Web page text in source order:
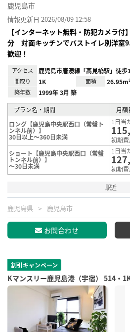
鹿児島市
情報更新日 2026/08/09 12:58
【インターネット無料・防犯カメラ
分 対面キッチンでバストイレ別洋室
歓迎！
アクセス 鹿児島市唐湊線「高見橋駅」徒歩
間取り 1K 面積
築年数 1999年 3月 築
プラン名・期間
月額
ロング【鹿児島中央駅西口（常盤ト
ンネル前）】
30日以上～360日未満
1日当
初期
ショート【鹿児島中央駅西口（常盤
トンネル前）】
～30日未満
1日当
初期
駅近
鹿児島県 鹿児島市
お問合わせ
割引キャンペーン
Kマンスリー鹿児島港（宇宿） 514・